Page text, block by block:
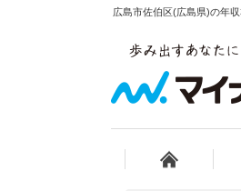
広島市佐伯区(広島県)の年